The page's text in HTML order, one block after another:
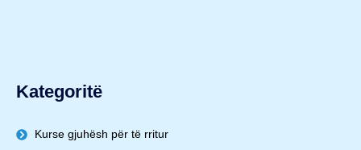
Kategoritë
Kurse gjuhësh për të rritur